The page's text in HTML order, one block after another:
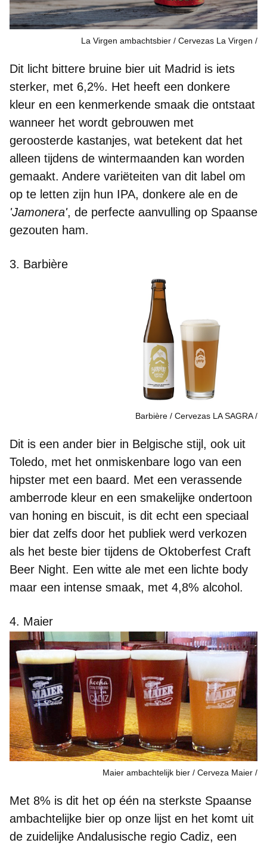
La Virgen ambachtsbier / Cervezas La Virgen
Dit licht bittere bruine bier uit Madrid is iets
sterker, met 6,2%. Het heeft een donkere
kleur en een kenmerkende smaak die ontstaat
wanneer het wordt gebrouwen met
geroosterde kastanjes, wat betekent dat het
alleen tijdens de wintermaanden kan worden
gemaakt. Andere variëteiten van dit label om
op te letten zijn hun IPA, donkere ale en de
'Jamonera', de perfecte aanvulling op Spaanse
gezouten ham.
3. Barbière
Barbière / Cervezas LA SAGRA
Dit is een ander bier in Belgische stijl, ook uit
Toledo, met het onmiskenbare logo van een
hipster met een baard. Met een verassende
amberrode kleur en een smakelijke ondertoon
van honing en biscuit, is dit echt een speciaal
bier dat zelfs door het publiek werd verkozen
als het beste bier tijdens de Oktoberfest Craft
Beer Night. Een witte ale met een lichte body
maar een intense smaak, met 4,8% alcohol.
4. Maier
Maier ambachtelijk bier / Cerveza Maier
Met 8% is dit het op één na sterkste Spaanse
ambachtelijke bier op onze lijst en het komt uit
de zuidelijke Andalusische regio Cadiz, een